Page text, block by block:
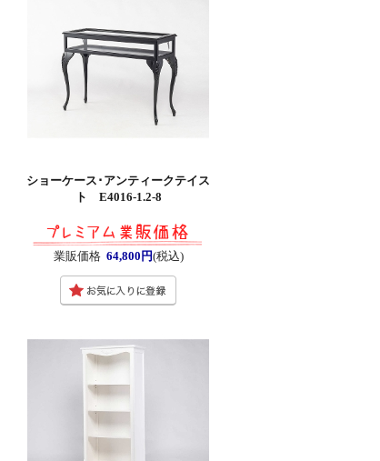
ショーケース･アンティークテイス
ト E4016-1.2-8
業販価格 64,800円(税込)